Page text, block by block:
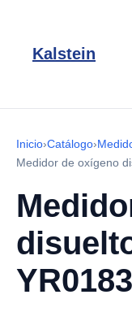
Kalstein
Inicio›Catálogo›
Medidor de oxígeno